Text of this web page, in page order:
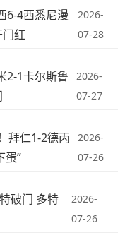
6-4西悉尼漫
红
2026-
07-28
2-1卡尔斯鲁
2026-
07-27
拜仁1-2德丙
蛋”
2026-
07-26
破门 多特
2026-
07-26